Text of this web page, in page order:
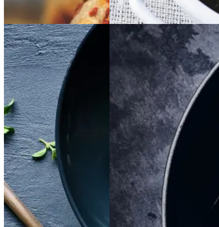
Sommermad
SatjaSatja de
pollopollo
Gem opskrift
Aftensmad
BraiseretBraiseret
oksetværreboksetvæ
rreb
Gem opskrift
Dansk mad